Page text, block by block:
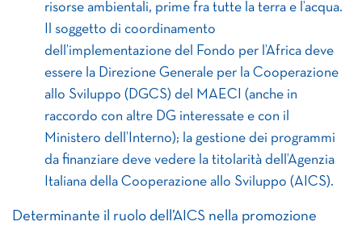
risorse ambientali, prime fra tutte la terra e l’acqua.
Il soggetto di coordinamento
dell’implementazione del Fondo per l’Africa deve
essere la Direzione Generale per la Cooperazione
allo Sviluppo (DGCS) del MAECI (anche in
raccordo con altre DG interessate e con il
Ministero dell’Interno); la gestione dei programmi
da finanziare deve vedere la titolarità dell’Agenzia
Italiana della Cooperazione allo Sviluppo (AICS).
Determinante il ruolo dell’AICS nella promozione